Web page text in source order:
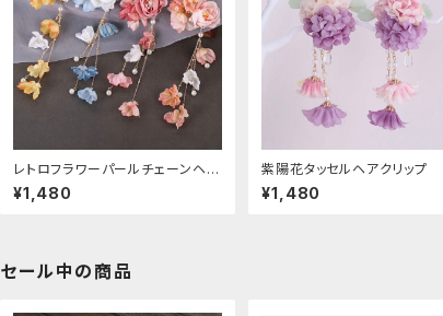
レトロフラワーパールチェーンヘア
クリップ
¥1,480
紫陽花タッセルヘアクリップ
¥1,480
セール中の商品